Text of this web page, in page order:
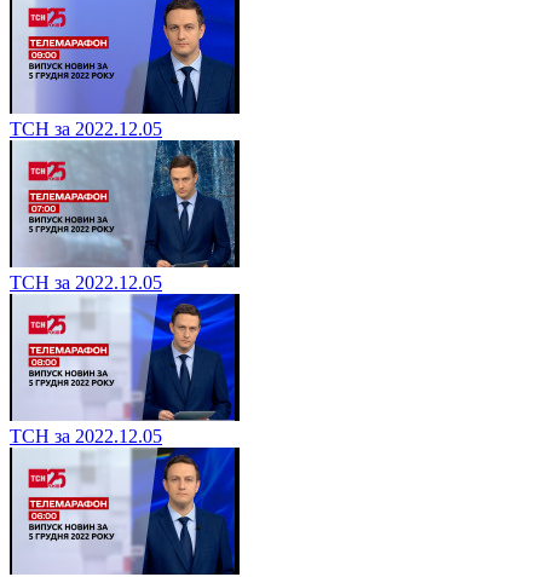
ТСН за 2022.12.05
ТСН за 2022.12.05
ТСН за 2022.12.05